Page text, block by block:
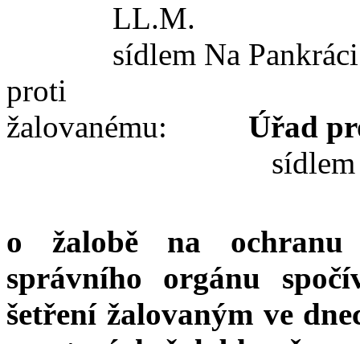
LL.M.
sídlem Na
proti
žalovanému:
Úřad
o žalobě na ochranu
správního orgánu
šetření žalovaným ve